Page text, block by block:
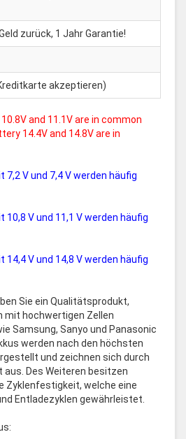
zurück, 1 Jahr Garantie!
akzeptieren)
and 11.1V are in common
14.4V and 14.8V are in
7,2 V und 7,4 V werden häufig
10,8 V und 11,1 V werden häufig
14,4 V und 14,8 V werden häufig
Sie ein Qualitätsprodukt,
mit hochwertigen Zellen
Samsung, Sanyo und Panasonic
werden nach den höchsten
und zeichnen sich durch
aus. Des Weiteren besitzen
Zyklenfestigkeit, welche eine
Entladezyklen gewährleistet.